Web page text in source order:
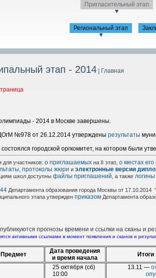
Пригласительный этап
▼
Региональный этап
▼
этап - 2014 | Главная
- 2014 в Москве завершены.
№978 от 26.12.2014 утверждены результаты
городской оргкомитет, на котором были
участников: о приглашаемых на II этап, о местах
протоколы жюри и электронные версии
школ доступны файлы приглашений , а также
Департамента образования города Москвы от
этапа утвержден приказом Департамента
прогнозы времени и ссылки на сканы и
активными ссылками в момент появления и сканов и
Предмет
Дата проведения
и время начала
25 октября (сб)
10:00
13.11 —